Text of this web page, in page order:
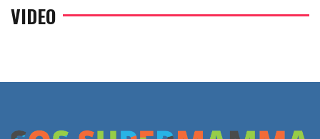
VIDEO